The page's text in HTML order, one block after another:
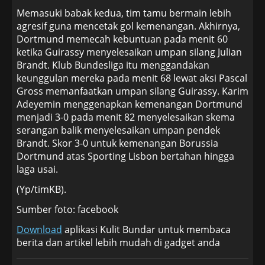
Memasuki babak kedua, tim tamu bermain lebih
agresif guna mencetak gol kemenangan. Akhirnya,
Dortmund memecah kebuntuan pada menit 60
ketika Guirassy menyelesaikan umpan silang Julian
Brandt. Klub Bundesliga itu menggandakan
keunggulan mereka pada menit 68 lewat aksi Pascal
Gross memanfaatkan umpan silang Guirassy. Karim
Adeyemin menggenapkan kemenangan Dortmund
menjadi 3-0 pada menit 82 menyelesaikan skema
serangan balik menyelesaikan umpan pendek
Brandt. Skor 3-0 untuk kemenangan Borussia
Dortmund atas Sporting Lisbon bertahan hingga
laga usai.
(Yp/timKB).
Sumber foto: facebook
Download aplikasi Kulit Bundar untuk membaca
berita dan artikel lebih mudah di gadget anda